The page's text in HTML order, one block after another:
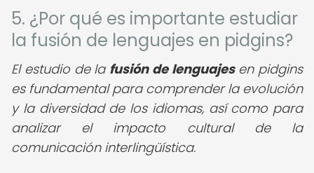
5. ¿Por qué es importante estudiar
la fusión de lenguajes en pidgins?
El estudio de la fusión de lenguajesen pidgins
es fundamental para comprender la evolución
y la diversidad de los idiomas, así como para
analizar el impacto cultural de la
comunicación interlingüística.